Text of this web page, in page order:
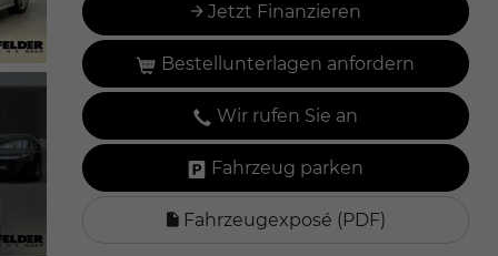
Jetzt Finanzieren
Bestellunterlagen anfordern
Wir rufen Sie an
Fahrzeug parken
Fahrzeugexposé (PDF)